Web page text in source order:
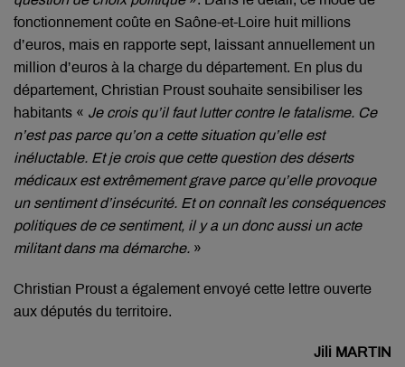
fonctionnement coûte en Saône-et-Loire huit millions
d’euros, mais en rapporte sept, laissant annuellement un
million d’euros à la charge du département. En plus du
département, Christian Proust souhaite sensibiliser les
habitants « Je crois qu’il faut lutter contre le fatalisme. Ce
n’est pas parce qu’on a cette situation qu’elle est
inéluctable. Et je crois que cette question des déserts
médicaux est extrêmement grave parce qu’elle provoque
un sentiment d’insécurité. Et on connaît les conséquences
politiques de ce sentiment, il y a un donc aussi un acte
militant dans ma démarche. »
Christian Proust a également envoyé cette lettre ouverte
aux députés du territoire.
Jili MARTIN